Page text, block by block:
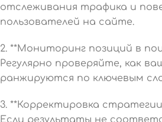
отслеживания трафика и
пользователей на сайте.
2. **Мониторинг позиций в
Регулярно проверяйте, как
ранжируются по ключевым
3. **Корректировка
Если результаты не